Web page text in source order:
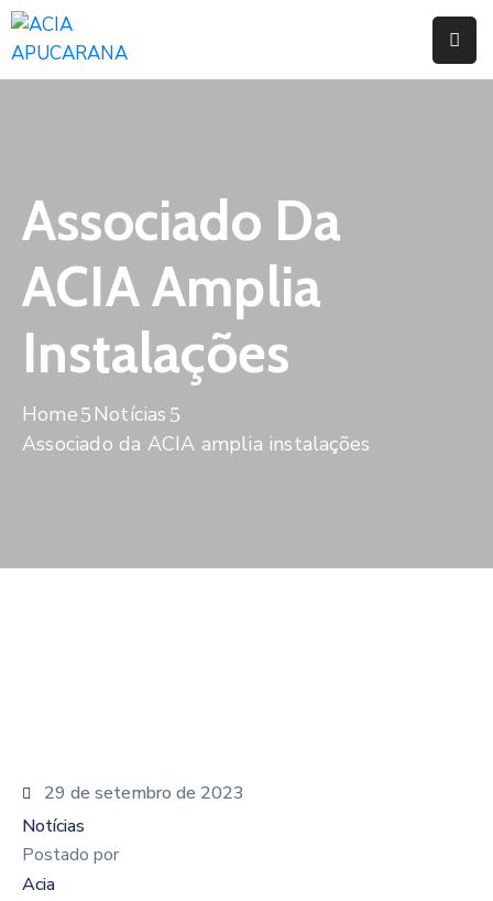
Serviços
Campanhas
Convênios
Benefícios
Desenvolve
Associado Da
ACIA Amplia
Instalações
Home
Notícias
Associado da ACIA amplia instalações
29 de setembro de 2023
Notícias
Postado por
Acia